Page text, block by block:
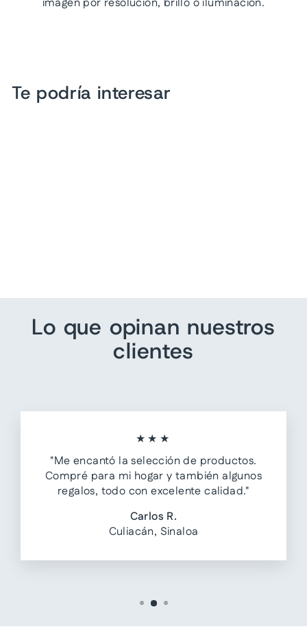
Te podría interesar
Lo que opinan nuestros
clientes
★★★
"Me encantó la selección de productos.
Compré para mi hogar y también algunos
regalos, todo con excelente calidad."
Carlos R.
Culiacán, Sinaloa